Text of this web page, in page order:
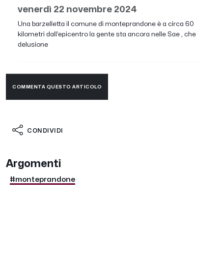
venerdì 22 novembre 2024
Una barzelletta il comune di monteprandone è a circa 60
kilometri dall’epicentro la gente sta ancora nelle Sae , che
delusione
COMMENTA QUESTO ARTICOLO
CONDIVIDI
Argomenti
#monteprandone